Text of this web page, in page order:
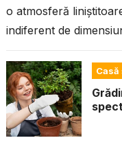
o atmosferă
indiferent de
Casă